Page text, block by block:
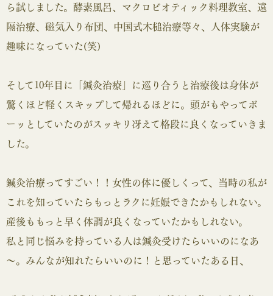
ら試しました。酵素風呂、マクロビオティック料理教室、遠
隔治療、磁気入り布団、中国式木槌治療等々、人体実験が
趣味になっていた(笑)
そして10年目に「鍼灸治療」に巡り合うと治療後は身体が
驚くほど軽くスキップして帰れるほどに。頭がもやってボ
ーッとしていたのがスッキリ冴えて格段に良くなっていきま
した。
鍼灸治療ってすごい！！女性の体に優しくって、当時の私が
これを知っていたらもっとラクに妊娠できたかもしれない。
産後ももっと早く体調が良くなっていたかもしれない。
私と同じ悩みを持っている人は鍼灸受けたらいいのになあ
～。みんなが知れたらいいのに！と思っていたある日、